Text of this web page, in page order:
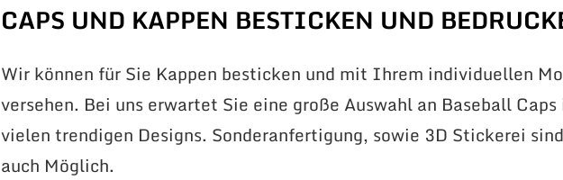
CAPS UND KAPPEN BESTICKEN UND
Wir können für Sie Kappen besticken und mit Ihrem individuellen
versehen. Bei uns erwartet Sie eine große Auswahl an Baseball Caps
vielen trendigen Designs. Sonderanfertigung, sowie 3D Stickerei sind
auch Möglich.